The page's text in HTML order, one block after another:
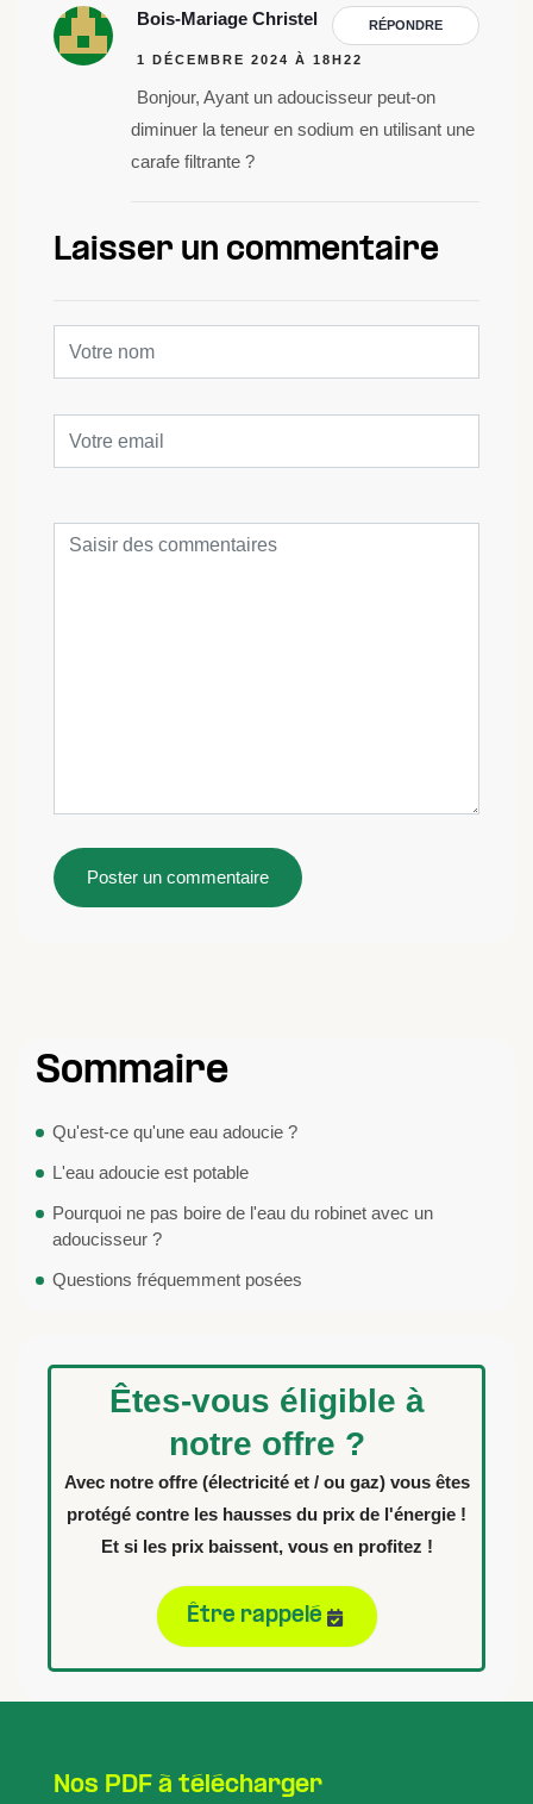
RÉPONDRE
Bois-Mariage Christel
1 DÉCEMBRE 2024 À 18H22
Bonjour, Ayant un adoucisseur peut-on
diminuer la teneur en sodium en utilisant une
carafe filtrante ?
Laisser un commentaire
Sommaire
Qu'est-ce qu'une eau adoucie ?
L'eau adoucie est potable
Pourquoi ne pas boire de l'eau du robinet avec un
adoucisseur ?
Questions fréquemment posées
Êtes-vous éligible à
notre offre ?
Avec notre offre (électricité et / ou gaz) vous êtes
protégé contre les hausses du prix de l'énergie !
Et si les prix baissent, vous en profitez !
Être rappelé
Nos PDF à télécharger